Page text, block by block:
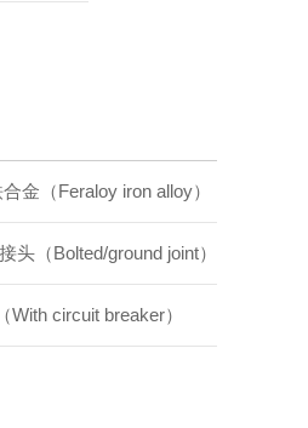
金（Feraloy iron alloy）
头（Bolted/ground joint）
With circuit breaker）